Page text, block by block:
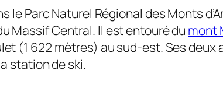
le Parc Naturel Régional des Monts
Massif Central. Il est entouré du mont
(1 622 mètres) au sud-est. Ses
station de ski.